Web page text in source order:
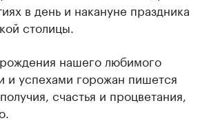
в день и накануне праздника
столицы.
нашего любимого
и успехами горожан пишется
счастья и процветания,